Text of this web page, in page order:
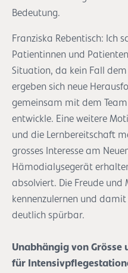
Bedeutung.
Franziska Rebentisch: Ich
Patientinnen und
Situation, da kein Fall
ergeben sich neue
gemeinsam mit dem
entwickle. Eine weitere
und die Lernbereitschaft
grosses Interesse am
Hämodialysegerät
absolviert. Die Freude und
kennenzulernen und
deutlich spürbar.
Unabhängig von
für